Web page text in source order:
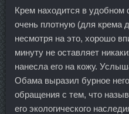
Крем находится в удобном
очень плотную (для крема
несмотря на это, хорошо
минуту не оставляет
нанесла его на кожу.
Обама выразил бурное
обращения с тем, что
его экологического